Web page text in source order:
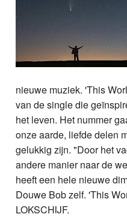
nieuwe muziek. 'This
van de single die
het leven. Het nummer
onze aarde, liefde delen
gelukkig zijn. "Door het
andere manier naar de
heeft een hele nieuwe
Douwe Bob zelf. 'This
LOKSCHIJF.